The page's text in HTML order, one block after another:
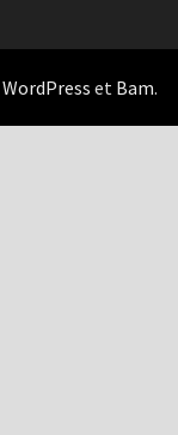
WordPress et Bam.